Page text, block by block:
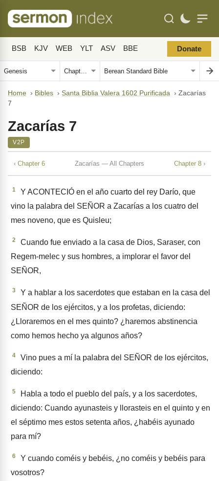
BSB KJV WEB YLT ASV BBE Donate
Home › Bibles › Santa Biblia Valera 1602 Purificada › Zacarías
7
Zacarías 7
V2P
‹ Chapter 6 Zacarías — All Chapters Chapter 8 ›
1
Y ACONTECIÓ en el año cuarto del rey Darío, que
vino la palabra del SEÑOR a Zacarías a los cuatro del
mes noveno, que es Quisleu;
2
Cuando fue enviado a la casa de Dios, Saraser, con
Regem-melec y sus hombres, a implo­rar el favor del
SEÑOR,
3
Y a hablar a los sacerdotes que estaban en la casa del
SEÑOR de los ejércitos, y a los profetas, diciendo:
¿Lloraremos en el mes quinto? ¿haremos abstinencia
como hemos hecho ya algunos años?
4
Vino pues a mí la palabra del SEÑOR de los ejércitos,
dicien­do:
5
Habla a todo el pueblo del país, y a los sacerdotes,
diciendo: Cuando ayunasteis y llorasteis en el quinto y en
el séptimo mes estos setenta años, ¿habéis ayu­nado
para mí?
6
Y cuando coméis y bebéis, ¿no coméis y bebéis para
vosotros?